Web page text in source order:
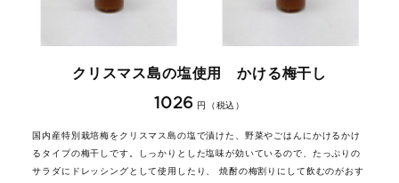
クリスマス島の塩使用 かける梅干し
1026 円（税込）
国内産特別栽培梅をクリスマス島の塩で漬けた、野菜やごはんにかけるかけ
るタイプの梅干しです。しっかりとした塩味が効いているので、たっぷりの
サラダにドレッシングとして使用したり、 焼酎の梅割りにして飲むのがおす